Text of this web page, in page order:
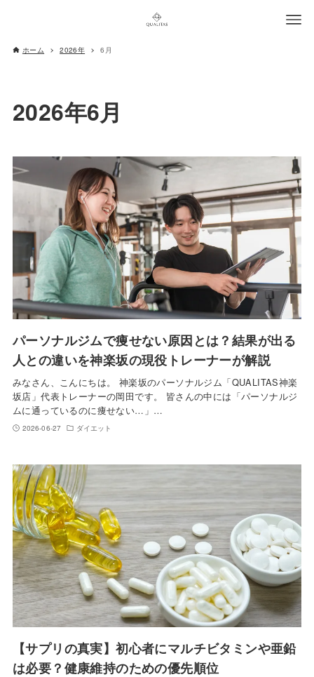
ホーム 2026年 6月
2026年6月
パーソナルジムで痩せない原因とは？結果が出る
人との違いを神楽坂の現役トレーナーが解説
みなさん、こんにちは。 神楽坂のパーソナルジム「QUALITAS神楽
坂店」代表トレーナーの岡田です。 皆さんの中には「パーソナルジ
ムに通っているのに痩せない…」…
2026-06-27 ダイエット
【サプリの真実】初心者にマルチビタミンや亜鉛
は必要？健康維持のための優先順位